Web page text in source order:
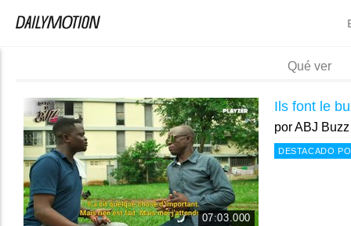
Qué ver
07:03.000
Ils font le
porABJ Buzz
DESTACADO